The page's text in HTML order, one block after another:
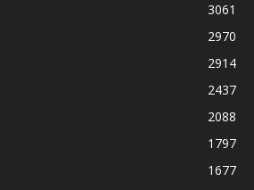
3061
2970
2914
2437
2088
1797
1677